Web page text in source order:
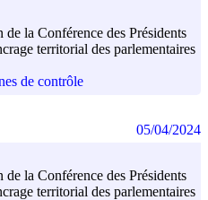
la Conférence des Présidents
territorial des parlementaires
de contrôle
la Conférence des Présidents
territorial des parlementaires
05/04/2024